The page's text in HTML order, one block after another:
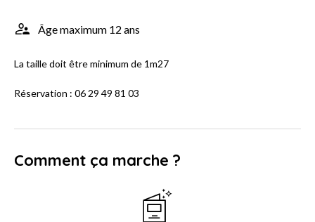
Âge maximum 12 ans
La taille doit être minimum de 1m27
Réservation : 06 29 49 81 03
Comment ça marche ?